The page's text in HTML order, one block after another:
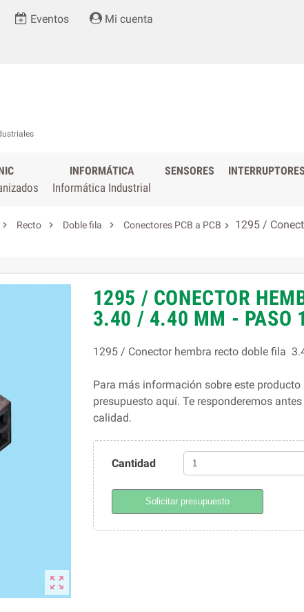
Eventos Mi cuenta
INFORMÁTICA
Informática Industrial
SENSORES
 Recto  Doble fila  Conectores PCB a PCB 
1295 /

1295 / CONECTOR
3.40 / 4.40 MM - PASO
1295 / Conector hembra recto doble fila
Para más información sobre este
presupuesto aquí. Te responderemos
calidad.
Cantidad
Solicitar presupuesto